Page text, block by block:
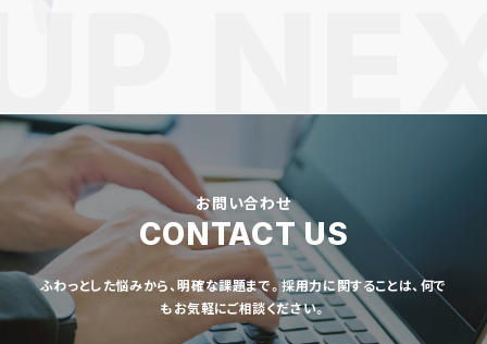
お問い合わせ
CONTACT US
ふわっとした悩みから、明確な課題まで。採用力に関することは、何で
もお気軽にご相談ください。